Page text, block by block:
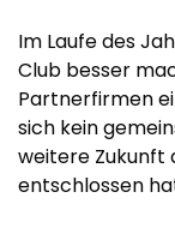
Im Laufe des
Club besser
Partnerfirmen
sich kein
weitere Zukunft
entschlossen